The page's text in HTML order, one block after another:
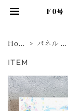
F0号
Hom
パネル 原
ITEM